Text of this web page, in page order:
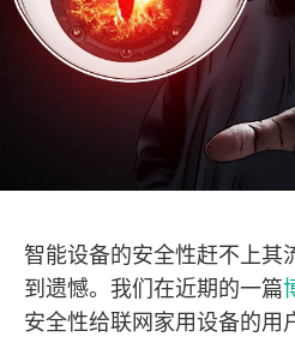
智能设备的安全性赶不上其
到遗憾。我们在近期的一篇
安全性给联网家用设备的用